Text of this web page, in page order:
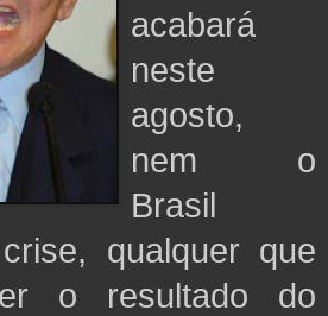
acabará
neste
agosto,
nem o
Brasil
qualquer que
o resultado do